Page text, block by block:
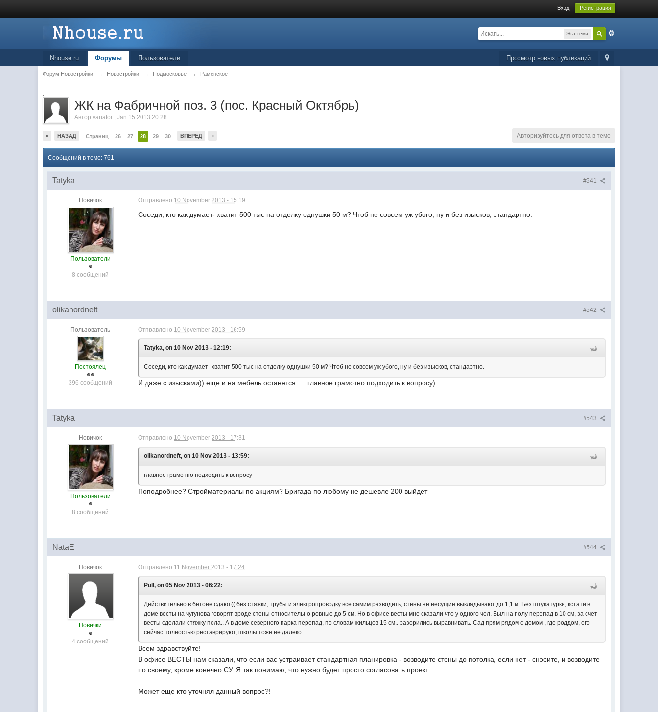
Вход Регистрация
Эта тема
Просмотр новых публикаций
Nhouse.ru Форумы Пользователи
Форум Новостройки → Новостройки → Подмосковье → Раменское
.
ЖК на Фабричной поз. 3 (пос. Красный Октябрь)
Авторvariator ,Jan 15 2013 20:28
« НАЗАД Страниц 26 27 28 29 30 ВПЕРЕД » Авторизуйтесь для ответа в теме
Сообщений в теме: 761
#541
Tatyka
Новичок
Пользователи
8 сообщений
Отправлено 10 November 2013 - 15:19
Соседи, кто как думает- хватит 500 тыс на отделку однушки 50 м? Чтоб не совсем уж убого, ну и без изысков, стандартно.
#542
olikanordneft
Пользователь
Постоялец
396 сообщений
Отправлено 10 November 2013 - 16:59
Tatyka, on 10 Nov 2013 - 12:19:
Соседи, кто как думает- хватит 500 тыс на отделку однушки 50 м? Чтоб не совсем уж убого, ну и без изысков, стандартно.
И даже с изысками)) еще и на мебель останется......главное грамотно подходить к вопросу)
#543
Tatyka
Новичок
Пользователи
8 сообщений
Отправлено 10 November 2013 - 17:31
olikanordneft, on 10 Nov 2013 - 13:59:
главное грамотно подходить к вопросу
Поподробнее? Стройматериалы по акциям? Бригада по любому не дешевле 200 выйдет
#544
NataE
Новичок
Новички
4 сообщений
Отправлено 11 November 2013 - 17:24
Pull, on 05 Nov 2013 - 06:22:
Действительно в бетоне сдают(( без стяжки, трубы и электропроводку все самим разводить, стены не несущие выкладывают до 1,1 м. Без штукатурки, кстати в
доме весты на чугунова говорят вроде стены относительно ровные до 5 см. Но в офисе весты мне сказали что у одного чел. Был на полу перепад в 10 см, за счет
весты сделали стяжку пола.. А в доме северного парка перепад, по словам жильцов 15 см.. разорились выравнивать. Сад прям рядом с домом , где роддом, его
сейчас полностью реставрируют, школы тоже не далеко.
Всем здравствуйте!
В офисе ВЕСТЫ нам сказали, что если вас устраивает стандартная планировка - возводите стены до потолка, если нет - сносите, и возводите
по своему, кроме конечно СУ. Я так понимаю, что нужно будет просто согласовать проект...
Может еще кто уточнял данный вопрос?!